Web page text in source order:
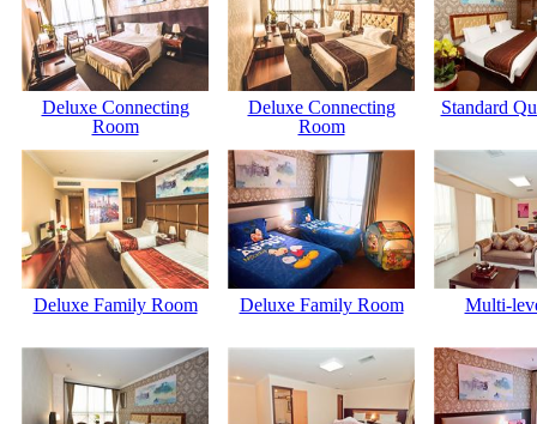
Deluxe Connecting
Room
Deluxe Connecting
Room
Standard
Deluxe Family Room Deluxe Family Room Multi-